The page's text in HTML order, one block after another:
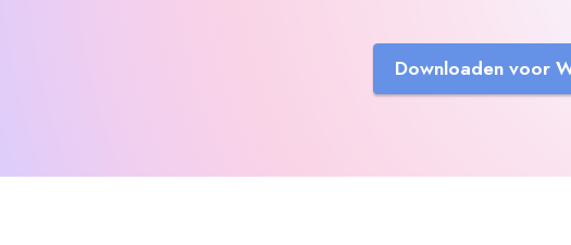
Downloaden voor